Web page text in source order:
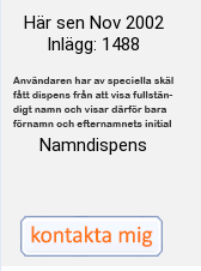
Här sen Nov 2002
Inlägg: 1488
Namndispens